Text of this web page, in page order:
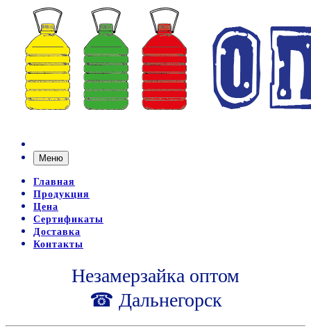
Меню
Главная
Продукция
Цена
Сертификаты
Доставка
Контакты
Незамерзайка оптом
☎ Дальнегорск